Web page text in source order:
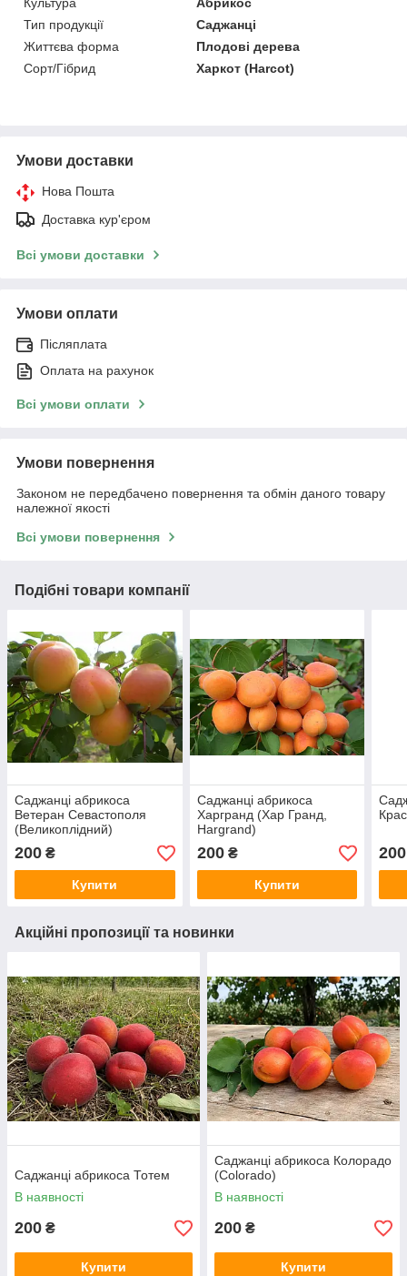
Тип продукції
Саджанці
Життєва форма
Плодові дерева
Сорт/Гібрид
Харкот (Harcot)
Умови доставки
Нова Пошта
Доставка кур'єром
Всі умови доставки
Умови оплати
Післяплата
Оплата на рахунок
Всі умови оплати
Умови повернення
Законом не передбачено повернення та обмін даного товару
належної якості
Всі умови повернення
Подібні товари компанії
Саджанці абрикоса
Ветеран Севастополя
(Великоплідний)
200 ₴
Купити
Саджанці абрикоса
Харгранд (Хар Гранд,
Hargrand)
200₴
Купити
200
Акційні пропозиції та новинки
Саджанці абрикоса Тотем
В наявності
200 ₴
Купити
Саджанці абрикоса Колорадо
(Colorado)
В наявності
200 ₴
Купити